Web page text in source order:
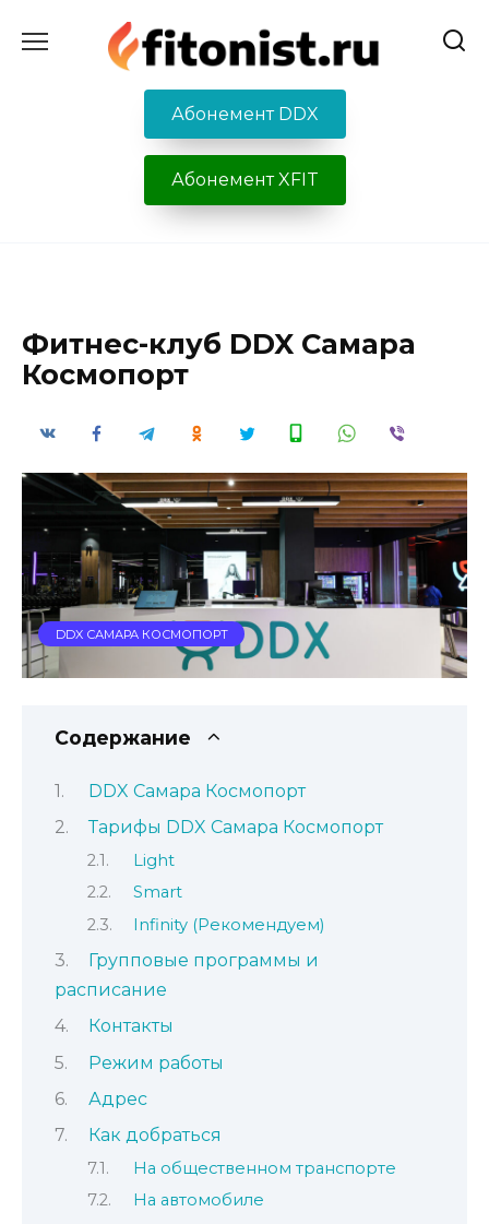
содержанию
Абонемент DDX
Абонемент XFIT
Фитнес-клуб DDX Самара
Космопорт
DDX САМАРА КОСМОПОРТ
Содержание
DDX Самара Космопорт
Тарифы DDX Самара Космопорт
Light
Smart
Infinity (Рекомендуем)
Групповые программы и
расписание
Контакты
Режим работы
Адрес
Как добраться
На общественном транспорте
На автомобиле